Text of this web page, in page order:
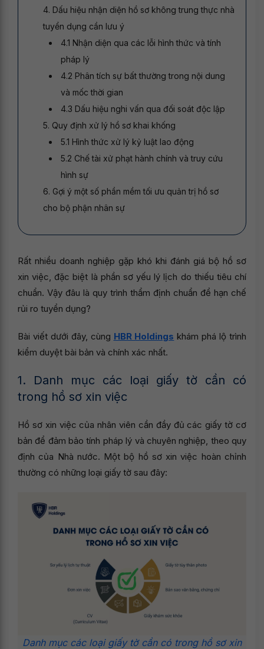
4. Dấu hiệu nhận diện hồ sơ không trung thực nhà
tuyển dụng cần lưu ý
4.1 Nhận diện qua các lỗi hình thức và tính
pháp lý
4.2 Phân tích sự bất thường trong nội dung
và mốc thời gian
4.3 Dấu hiệu nghi vấn qua đối soát độc lập
5. Quy định xử lý hồ sơ khai khống
5.1 Hình thức xử lý kỷ luật lao động
5.2 Chế tài xử phạt hành chính và truy cứu
hình sự
6. Gợi ý một số phần mềm tối ưu quản trị hồ sơ
cho bộ phận nhân sự
Rất nhiều doanh nghiệp gặp khó khi đánh giá bộ hồ sơ
xin việc, đặc biệt là phần sơ yếu lý lịch do thiếu tiêu chí
chuẩn. Vậy đâu là quy trình thẩm định chuẩn để hạn chế
rủi ro tuyển dụng?
Bài viết dưới đây, cùng HBR Holdings khám phá lộ trình
kiểm duyệt bài bản và chính xác nhất.
1. Danh mục các loại giấy tờ cần có
trong hồ sơ xin việc
Hồ sơ xin việc của nhân viên cần đầy đủ các giấy tờ cơ
bản để đảm bảo tính pháp lý và chuyên nghiệp, theo quy
định của Nhà nước. Một bộ hồ sơ xin việc hoàn chỉnh
thường có những loại giấy tờ sau đây:
Danh mục các loại giấy tờ cần có trong hồ sơ xin